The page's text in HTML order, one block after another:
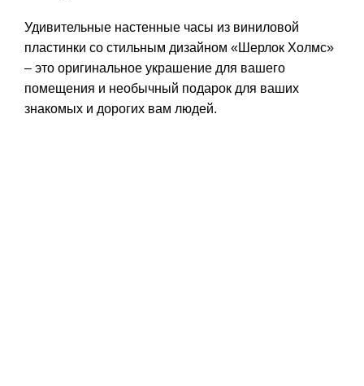
Удивительные настенные часы из виниловой
пластинки со стильным дизайном «Шерлок Холмс»
– это оригинальное украшение для вашего
помещения и необычный подарок для ваших
знакомых и дорогих вам людей.